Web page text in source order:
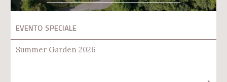
EVENTO SPECIALE
Summer Garden 2026